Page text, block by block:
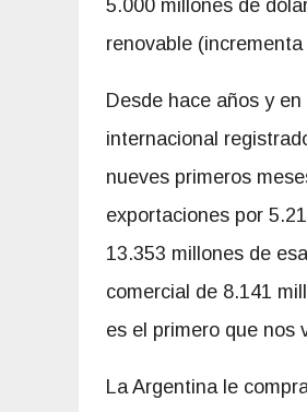
5.000 millones de
renovable
Desde hace años y
internacional
nueves primeros
exportaciones por
13.353 millones de
comercial de 8.141
es el primero que nos
La Argentina le